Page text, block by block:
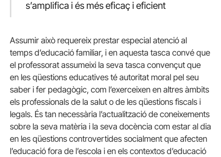
s’amplifica i és més eficaç i eficient
Assumir això requereix prestar especial atenció al
temps d’educació familiar, i en aquesta tasca convé que
el professorat assumeixi la seva tasca convençut que
en les qüestions educatives té autoritat moral pel seu
saber i fer pedagògic, com l’exerceixen en altres àmbits
els professionals de la salut o de les qüestions fiscals i
legals. És tan necessària l’actualització de coneixements
sobre la seva matèria i la seva docència com estar al dia
en les qüestions controvertides socialment que afecten
l’educació fora de l’escola i en els contextos d’educació